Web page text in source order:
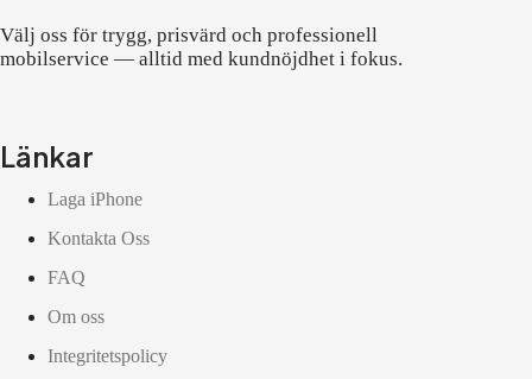
Välj oss för trygg, prisvärd och professionell
mobilservice — alltid med kundnöjdhet i fokus.
Länkar
Laga iPhone
Kontakta Oss
FAQ
Om oss
Integritetspolicy